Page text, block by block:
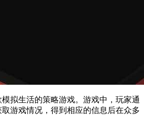
模拟生活的策略游戏。游戏中，玩家通
游戏情况，得到相应的信息后在众多